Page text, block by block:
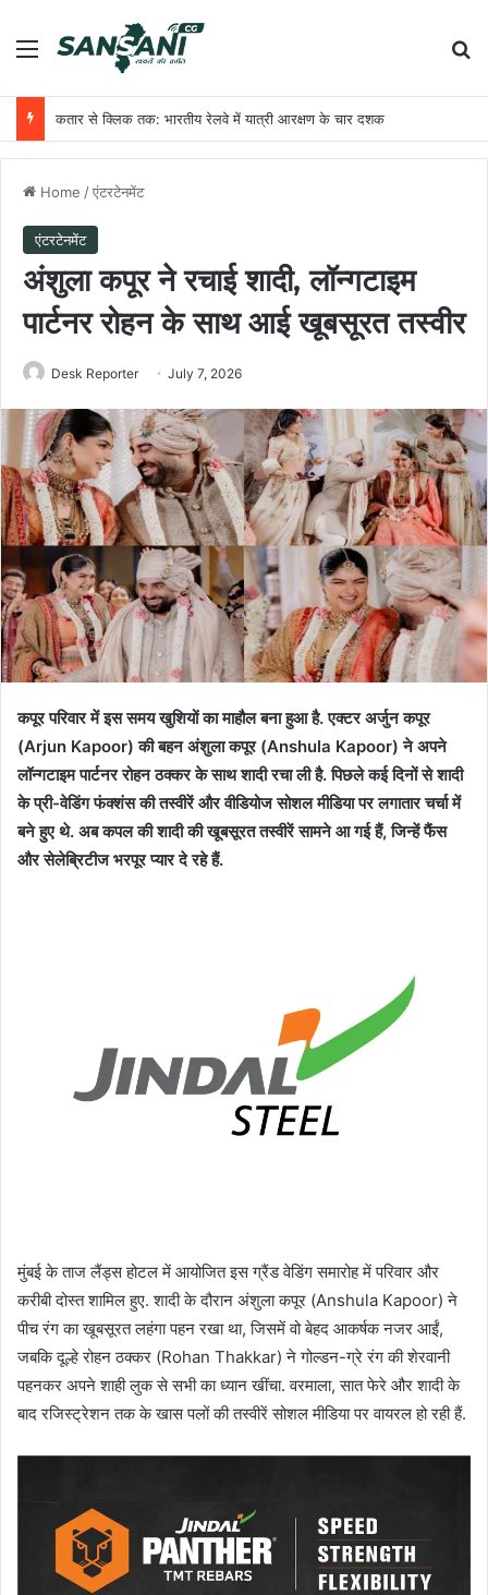
Menu
कतार से क्लिक तक: भारतीय रेलवे में यात्री आरक्षण के चार दशक
Home /एंटरटेनमेंट
एंटरटेनमेंट
अंशुला कपूर ने रचाई शादी, लॉन्गटाइम
पार्टनर रोहन के साथ आई खूबसूरत तस्वीर
Desk Reporter July 7, 2026
कपूर परिवार में इस समय खुशियों का माहौल बना हुआ है. एक्टर अर्जुन कपूर
(Arjun Kapoor) की बहन अंशुला कपूर (Anshula Kapoor) ने अपने
लॉन्गटाइम पार्टनर रोहन ठक्कर के साथ शादी रचा ली है. पिछले कई दिनों से शादी
के प्री-वेडिंग फंक्शंस की तस्वीरें और वीडियोज सोशल मीडिया पर लगातार चर्चा में
बने हुए थे. अब कपल की शादी की खूबसूरत तस्वीरें सामने आ गई हैं, जिन्हें फैंस
और सेलेब्रिटीज भरपूर प्यार दे रहे हैं.
मुंबई के ताज लैंड्स होटल में आयोजित इस ग्रैंड वेडिंग समारोह में परिवार और
करीबी दोस्त शामिल हुए. शादी के दौरान अंशुला कपूर (Anshula Kapoor) ने
पीच रंग का खूबसूरत लहंगा पहन रखा था, जिसमें वो बेहद आकर्षक नजर आईं,
जबकि दूल्हे रोहन ठक्कर (Rohan Thakkar) ने गोल्डन-ग्रे रंग की शेरवानी
पहनकर अपने शाही लुक से सभी का ध्यान खींचा. वरमाला, सात फेरे और शादी के
बाद रजिस्ट्रेशन तक के खास पलों की तस्वीरें सोशल मीडिया पर वायरल हो रही हैं.